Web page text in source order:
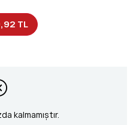
TL
kalmamıştır.